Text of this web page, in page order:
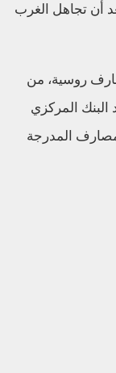
أن تجاهل الغرب
روسية، من
البنك المركزي
المدرجة